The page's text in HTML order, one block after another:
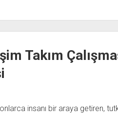
Takım
insanı bir araya getiren,